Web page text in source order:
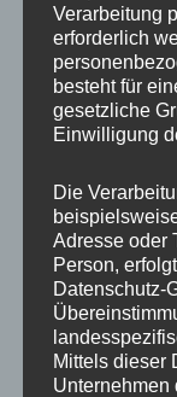
Verarbeitung
erforderlich
besteht für
gesetzliche
Einwilligung
Die
Adresse oder
Person,
Datenschutz-
Mittels dieser
Unternehmen